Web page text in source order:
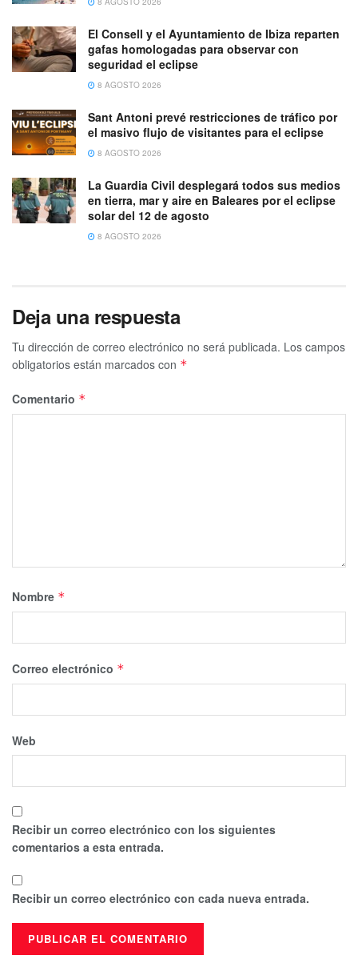
El Consell y el Ayuntamiento de Ibiza reparten
gafas homologadas para observar con
seguridad el eclipse
8 AGOSTO 2026
Sant Antoni prevé restricciones de tráfico por
el masivo flujo de visitantes para el eclipse
8 AGOSTO 2026
La Guardia Civil desplegará todos sus medios
en tierra, mar y aire en Baleares por el eclipse
solar del 12 de agosto
8 AGOSTO 2026
Deja una respuesta
Tu dirección de correo electrónico no será publicada. Los campos
obligatorios están marcados con *
Comentario *
Nombre *
Correo electrónico *
Web
Recibir un correo electrónico con los siguientes
comentarios a esta entrada.
Recibir un correo electrónico con cada nueva entrada.